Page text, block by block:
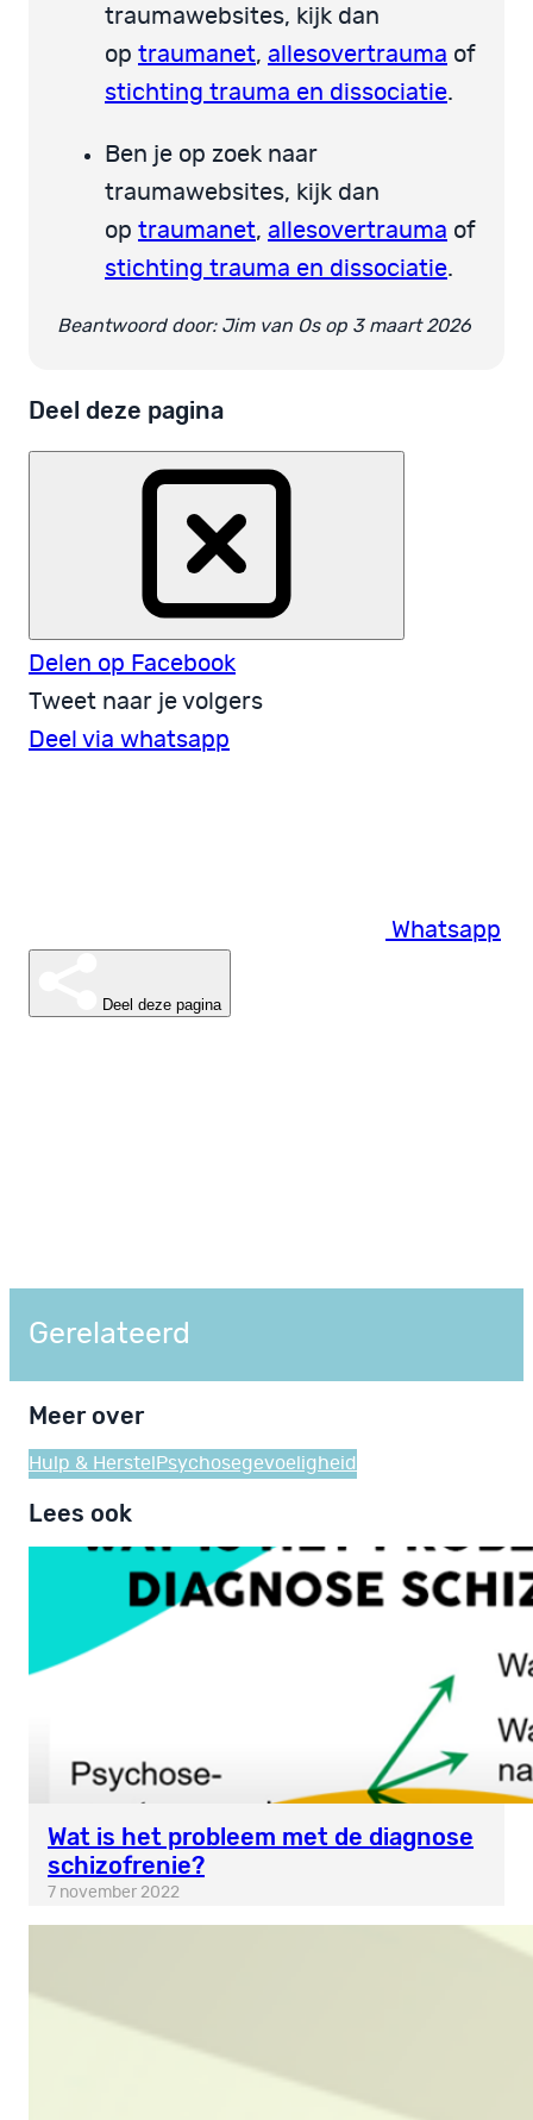
traumawebsites, kijk dan
op traumanet, allesovertrauma of
stichting trauma en dissociatie.
Ben je op zoek naar
traumawebsites, kijk dan
op traumanet, allesovertrauma of
stichting trauma en dissociatie.
Beantwoord door: Jim van Os op 3 maart 2026
Deel deze pagina
Delen op Facebook
Tweet naar je volgers
Deel via whatsapp
Whatsapp
Deel deze pagina
Gerelateerd
Meer over
Hulp & Herstel Psychosegevoeligheid
Lees ook
Wat is het probleem met de diagnose
schizofrenie?
7 november 2022